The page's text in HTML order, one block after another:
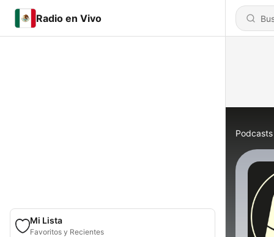
Radio en Vivo
Mi Lista
Favoritos y Recientes
Podcasts